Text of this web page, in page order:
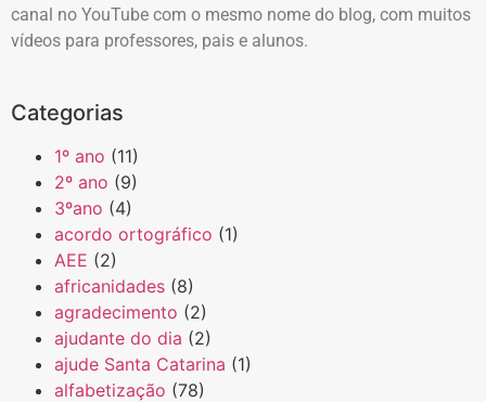
canal no YouTube com o mesmo nome do blog, com muitos
vídeos para professores, pais e alunos.
Categorias
1º ano (11)
2º ano (9)
3ºano (4)
acordo ortográfico (1)
AEE (2)
africanidades (8)
agradecimento (2)
ajudante do dia (2)
ajude Santa Catarina (1)
alfabetização (78)